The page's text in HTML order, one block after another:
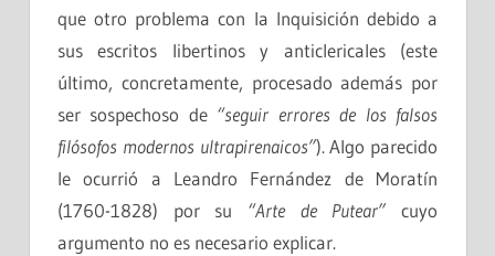
que otro problema con la Inquisición debido a
sus escritos libertinos y anticlericales (este
último, concretamente, procesado además por
ser sospechoso de “seguir errores de los falsos
filósofos modernos ultrapirenaicos”). Algo parecido
le ocurrió a Leandro Fernández de Moratín
(1760-1828) por su “Arte de Putear” cuyo
argumento no es necesario explicar.